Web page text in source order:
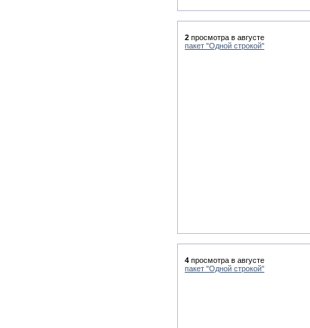
2 просмотра в августе
пакет "Одной строкой"
4 просмотра в августе
пакет "Одной строкой"